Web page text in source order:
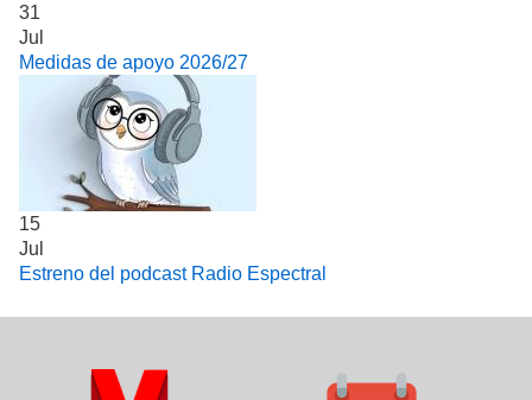
31
Jul
Medidas de apoyo 2026/27
15
Jul
Estreno del podcast Radio Espectral